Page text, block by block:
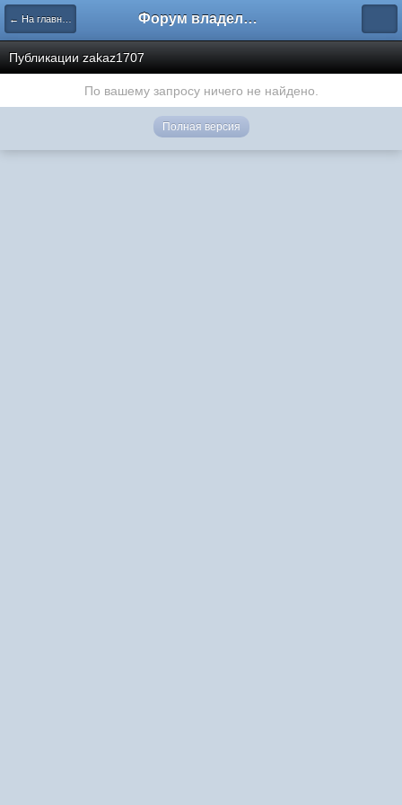
← На главную Форум владельцев интернет-магазинов
Публикации zakaz1707
По вашему запросу ничего не найдено.
Полная версия